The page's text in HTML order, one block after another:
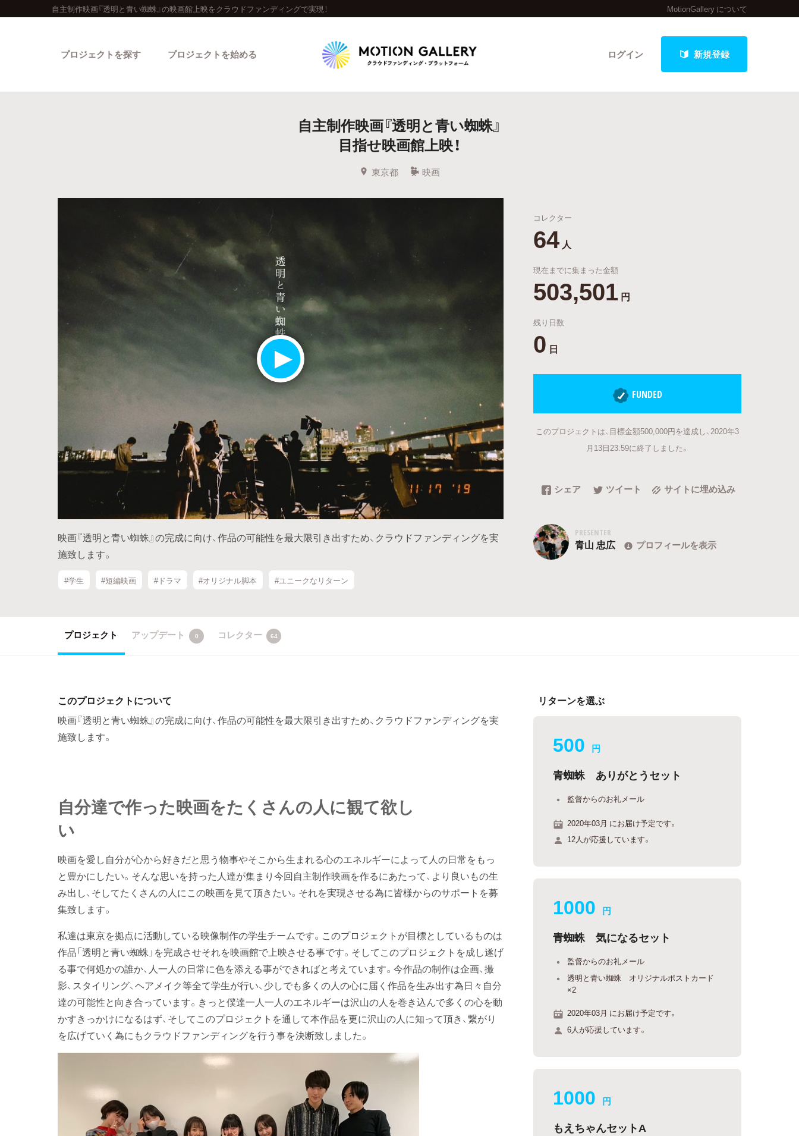
自主制作映画『透明と青い蜘蛛』の映画館上映をクラウドファンディングで実現！ MotionGallery について
ログイン 新規登録
プロジェクトを探す
人気のプロジェクト 新着プロジェクト 終了間近のプロジェクト
Feature
カテゴリーから探す タグから探す キュレーターから探す 特集から探す
調達額が大きいプロジェクト
プロジェクトを始める
自主制作映画『透明と青い蜘蛛』
目指せ映画館上映！
東京都 映画
映画『透明と青い蜘蛛』の完成に向け、作品の可能性を最大限引き出すため、クラウドファンディングを実
施致します。
#学生 #短編映画 #ドラマ #オリジナル脚本 #ユニークなリターン
コレクター
64 人
現在までに集まった金額
503,501 円
残り日数
0 日
FUNDED
このプロジェクトは、目標金額500,000円を達成し、2020年3
月13日23:59に終了しました。
シェア ツイート サイトに埋め込み
PRESENTER
青山 忠広 プロフィールを表示
プロジェクト アップデート 0 コレクター 64
このプロジェクトについて
映画『透明と青い蜘蛛』の完成に向け、作品の可能性を最大限引き出すため、クラウドファンディングを実
施致します。
自分達で作った映画をたくさんの人に観て欲し
い
映画を愛し自分が心から好きだと思う物事やそこから生まれる心のエネルギーによって人の日常をもっ
と豊かにしたい。そんな思いを持った人達が集まり今回自主制作映画を作るにあたって、より良いもの生
み出し、そしてたくさんの人にこの映画を見て頂きたい。それを実現させる為に皆様からのサポートを募
集致します。
私達は東京を拠点に活動している映像制作の学生チームです。このプロジェクトが目標としているものは
作品「透明と青い蜘蛛」を完成させそれを映画館で上映させる事です。そしてこのプロジェクトを成し遂げ
る事で何処かの誰か、人一人の日常に色を添える事ができればと考えています。今作品の制作は企画、撮
影、スタイリング、ヘアメイク等全て学生が行い、少しでも多くの人の心に届く作品を生み出す為日々自分
達の可能性と向き合っています。きっと僕達一人一人のエネルギーは沢山の人を巻き込んで多くの心を動
かすきっかけになるはず、そしてこのプロジェクトを通して本作品を更に沢山の人に知って頂き、繋がり
を広げていく為にもクラウドファンディングを行う事を決断致しました。
リターンを選ぶ
500 円
青蜘蛛 ありがとうセット
監督からのお礼メール
2020年03月 にお届け予定です。
12人が応援しています。
1000 円
青蜘蛛 気になるセット
監督からのお礼メール
透明と青い蜘蛛 オリジナルポストカード
×2
2020年03月 にお届け予定です。
6人が応援しています。
1000 円
もえちゃんセットA